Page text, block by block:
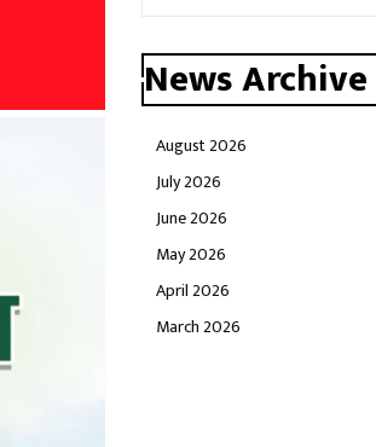
News Archive
August 2026
July 2026
June 2026
May 2026
April 2026
March 2026